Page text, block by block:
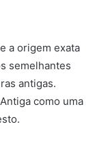
a origem exata
semelhantes
antigas.
como uma